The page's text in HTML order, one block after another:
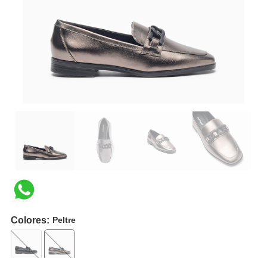
Colores: Peltre